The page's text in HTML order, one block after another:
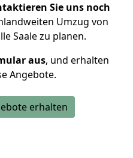
Sie uns noch
Umzug von
Saale zu planen.
aus, und erhalten
Angebote.
erhalten